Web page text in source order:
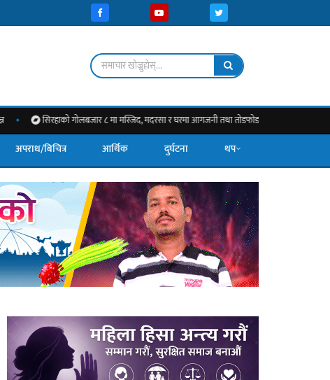
सिरहाको गोलबजार ८ मा मस्जिद, मदरसा र घरमा आगजनी तथा तोडफोड भएको पीडितको दाबी, निष्पक्ष
अपराध/बिचित्र आर्थिक दुर्घटना थप